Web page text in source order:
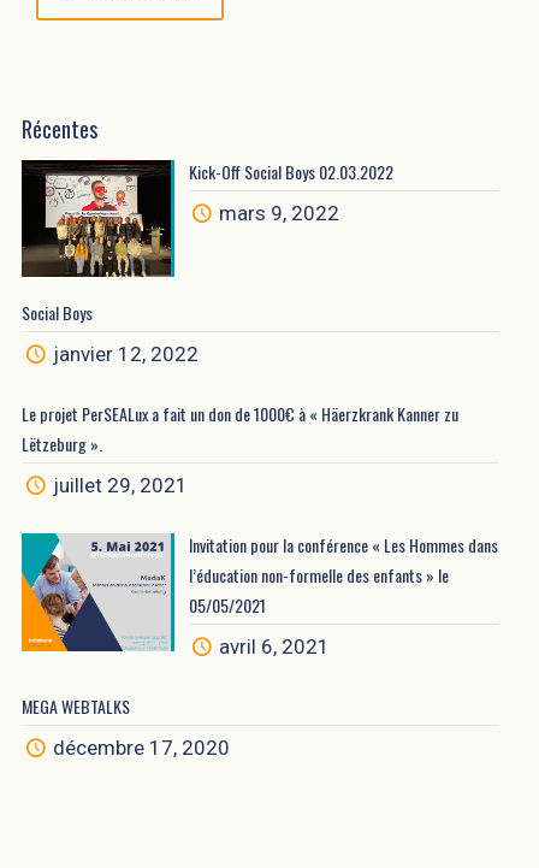
Récentes
Kick-Off Social Boys 02.03.2022
mars 9, 2022
Social Boys
janvier 12, 2022
Le projet PerSEALux a fait un don de 1000€ à « Häerzkrank Kanner zu
Lëtzeburg ».
juillet 29, 2021
Invitation pour la conférence « Les Hommes dans
l’éducation non-formelle des enfants » le
05/05/2021
avril 6, 2021
MEGA WEBTALKS
décembre 17, 2020